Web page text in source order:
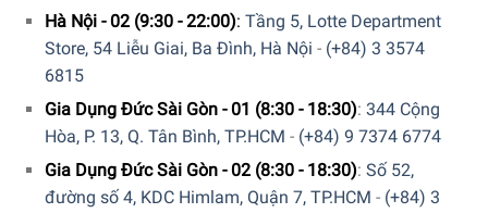
Hà Nội - 02 (9:30 - 22:00): Tầng 5, Lotte Department
Store, 54 Liễu Giai, Ba Đình, Hà Nội - (+84) 3 3574
6815
Gia Dụng Đức Sài Gòn - 01 (8:30 - 18:30): 344 Cộng
Hòa, P. 13, Q. Tân Bình, TP.HCM - (+84) 9 7374 6774
Gia Dụng Đức Sài Gòn - 02 (8:30 - 18:30): Số 52,
đường số 4, KDC Himlam, Quận 7, TP.HCM - (+84) 3